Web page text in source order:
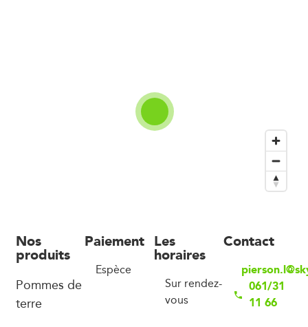
Nos
produits
Pommes de
terre
Paiement
Espèce
Les
horaires
Sur rendez-
vous
Contact
061/31
11 66